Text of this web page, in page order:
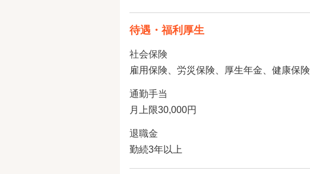
待遇・福利厚生
社会保険
雇用保険、労災保険、厚生年金、健康保険
通勤手当
月上限30,000円
退職金
勤続3年以上